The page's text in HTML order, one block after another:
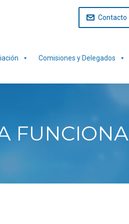
Contacto
Comisiones y Delegados
FUNCIONA